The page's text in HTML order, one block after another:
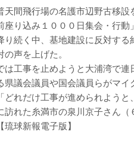
天間飛行場の名護市辺野古移
座り込み１０００日集会・行
り続く中、基地建設に反対す
の声を上げた。
は工事を止めようと大浦湾で
県議会議員や国会議員らがマ
どれだけ工事が進められよう
訪れた糸満市の泉川京子さん
琉球新報電子版】